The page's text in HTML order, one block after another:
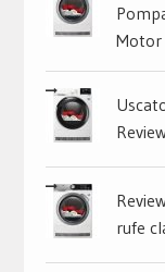
Motor
rufe